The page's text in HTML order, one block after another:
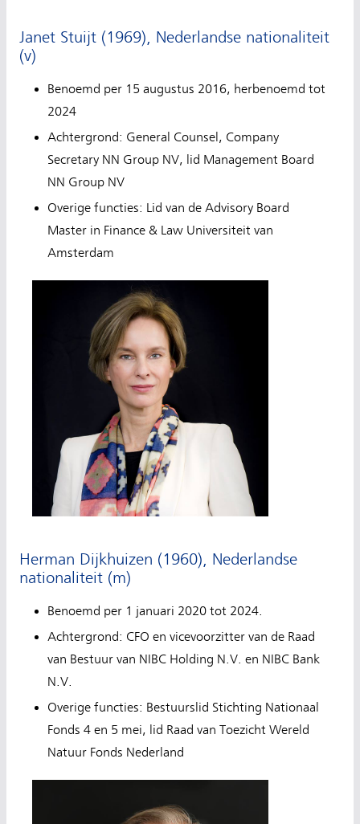
Janet Stuijt (1969), Nederlandse nationaliteit
(v)
Benoemd per 15 augustus 2016, herbenoemd tot
2024
Achtergrond: General Counsel, Company
Secretary NN Group NV, lid Management Board
NN Group NV
Overige functies: Lid van de Advisory Board
Master in Finance & Law Universiteit van
Amsterdam
Herman Dijkhuizen (1960), Nederlandse
nationaliteit (m)
Benoemd per 1 januari 2020 tot 2024.
Achtergrond: CFO en vicevoorzitter van de Raad
van Bestuur van NIBC Holding N.V. en NIBC Bank
N.V.
Overige functies: Bestuurslid Stichting Nationaal
Fonds 4 en 5 mei, lid Raad van Toezicht Wereld
Natuur Fonds Nederland